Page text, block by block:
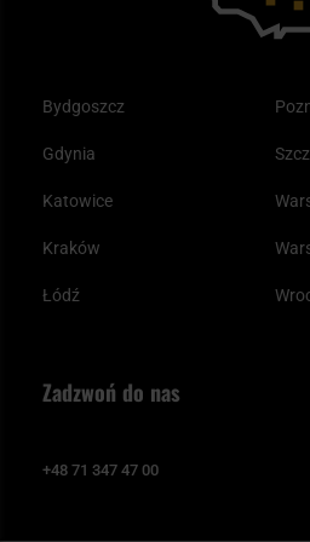
Bydgoszcz
Gdynia
Katowice
Kraków
Łódź
Zadzwoń do nas
+48 71 347 47 00